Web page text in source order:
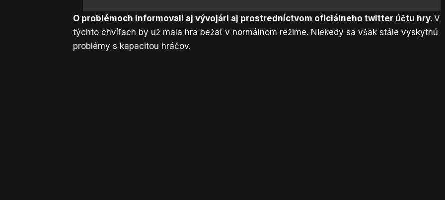
O problémoch informovali aj vývojári aj prostredníctvom oficiálneho twitter účtu hry.V
týchto chvíľach by už mala hra bežať v normálnom režime. Niekedy sa však stále vyskytnú
problémy s kapacitou hráčov.